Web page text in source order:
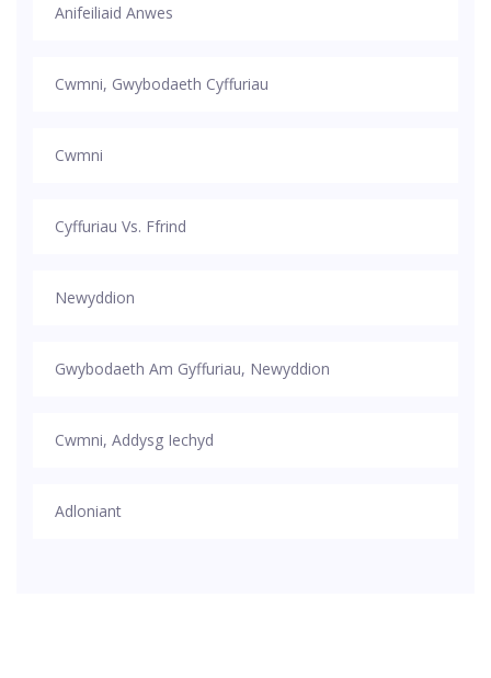
Anifeiliaid Anwes
Cwmni, Gwybodaeth Cyffuriau
Cwmni
Cyffuriau Vs. Ffrind
Newyddion
Gwybodaeth Am Gyffuriau, Newyddion
Cwmni, Addysg Iechyd
Adloniant